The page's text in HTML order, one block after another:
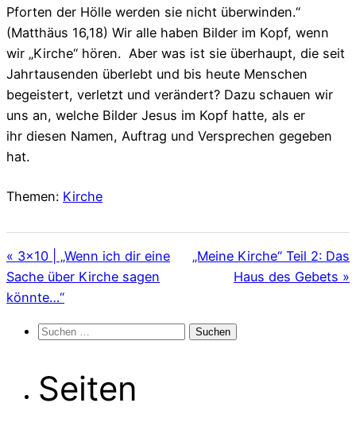
Pforten der Hölle werden sie nicht überwinden.“
(Matthäus 16,18) Wir alle haben Bilder im Kopf, wenn
wir „Kirche“ hören. Aber was ist sie überhaupt, die seit
Jahrtausenden überlebt und bis heute Menschen
begeistert, verletzt und verändert? Dazu schauen wir
uns an, welche Bilder Jesus im Kopf hatte, als er
ihr diesen Namen, Auftrag und Versprechen gegeben
hat.
Themen: Kirche
« 3×10 | „Wenn ich dir eine
Sache über Kirche sagen
könnte…“
„Meine Kirche“ Teil 2: Das
Haus des Gebets »
Suchen
Seiten